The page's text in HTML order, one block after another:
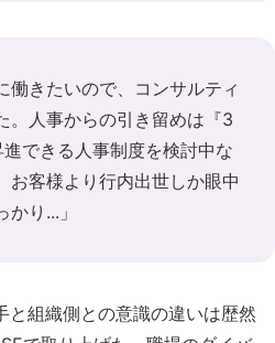
働きたいので、コンサルティ
。人事からの引き留めは『3
できる人事制度を検討中な
お客様より行内出世しか眼中
り...」
組織側との意識の違いは歴然